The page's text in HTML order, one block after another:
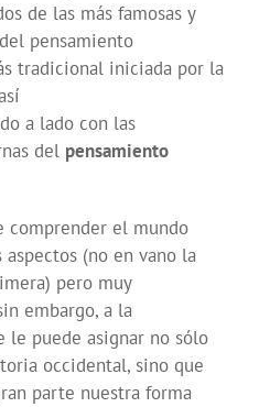
de las más famosas y
pensamiento
tradicional iniciada por la
a lado con las
del pensamiento
comprender el mundo
(no en vano la
pero muy
embargo, a la
le puede asignar no sólo
occidental, sino que
parte nuestra forma